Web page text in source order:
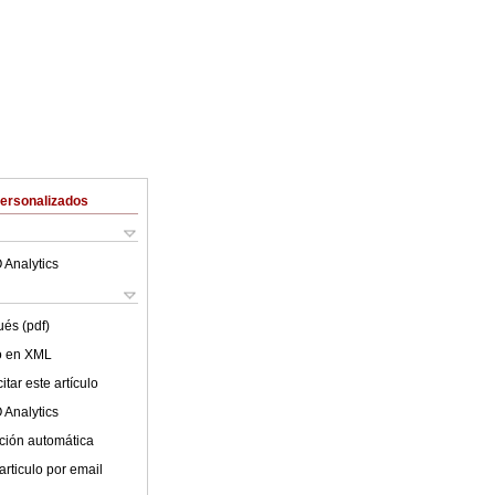
Analytics
(pdf)
en XML
este artículo
Analytics
automática
por email